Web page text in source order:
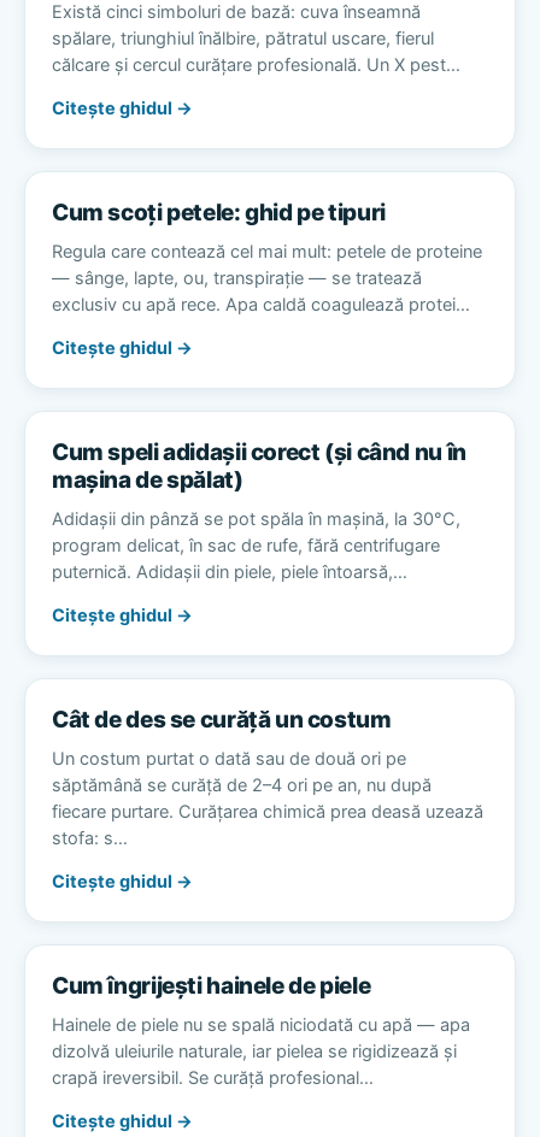
Există cinci simboluri de bază: cuva înseamnă
spălare, triunghiul înălbire, pătratul uscare, fierul
călcare și cercul curățare profesională. Un X pest…
Citește ghidul →
Cum scoți petele: ghid pe tipuri
Regula care contează cel mai mult: petele de proteine
— sânge, lapte, ou, transpirație — se tratează
exclusiv cu apă rece. Apa caldă coagulează protei…
Citește ghidul →
Cum speli adidașii corect (și când nu în
mașina de spălat)
Adidașii din pânză se pot spăla în mașină, la 30°C,
program delicat, în sac de rufe, fără centrifugare
puternică. Adidașii din piele, piele întoarsă,…
Citește ghidul →
Cât de des se curăță un costum
Un costum purtat o dată sau de două ori pe
săptămână se curăță de 2–4 ori pe an, nu după
fiecare purtare. Curățarea chimică prea deasă uzează
stofa: s…
Citește ghidul →
Cum îngrijești hainele de piele
Hainele de piele nu se spală niciodată cu apă — apa
dizolvă uleiurile naturale, iar pielea se rigidizează și
crapă ireversibil. Se curăță profesional…
Citește ghidul →